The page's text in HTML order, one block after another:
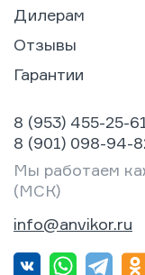
Дилерам
Отзывы
Гарантии
8 (953) 455-25-
8 (901) 098-94-
Мы работаем
(МСК)
info@anvikor.ru